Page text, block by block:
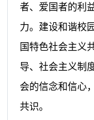
者、爱国者的利
力。建设和谐校
国特色社会主义
导、社会主义制
会的信念和信心
共识。